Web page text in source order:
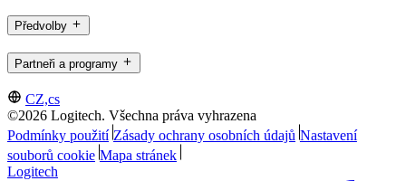
Předvolby
Partneři a programy
CZ,cs
©2026 Logitech. Všechna práva vyhrazena
Podmínky použití Zásady ochrany osobních údajů Nastavení
souborů cookie Mapa stránek
Logitech